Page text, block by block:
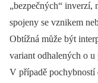
„bezpečných“
spojeny se vznikem
Obtížná může být
variant odhalených o
V případě pochybností